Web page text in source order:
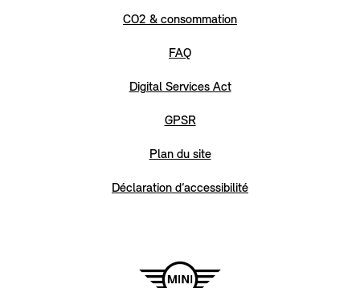
CO2 & consommation
FAQ
Digital Services Act
GPSR
Plan du site
Déclaration d’accessibilité